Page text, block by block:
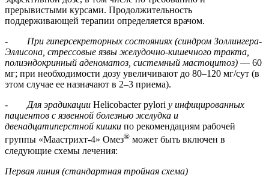
прерывистыми курсами. Продолжительность
поддерживающей терапии определяется врачом.
- При гиперсекреторных состояниях (синдром Золлингера-
Эллисона, стрессовые язвы желудочно-кишечного тракта,
полиэндокринный аденоматоз, системный мастоцитоз) — 60
мг; при необходимости дозу увеличивают до 80–120 мг/сут (в
этом случае ее назначают в 2–3 приема).
- Для эрадикации Helicobacter pylori у инфицированных
пациентов с язвенной болезнью желудка и
двенадцатиперстной кишки по рекомендациям рабочей
группы «Маастрихт-4» Омез® может быть включен в
следующие схемы лечения:
Первая линия (стандартная тройная схема)